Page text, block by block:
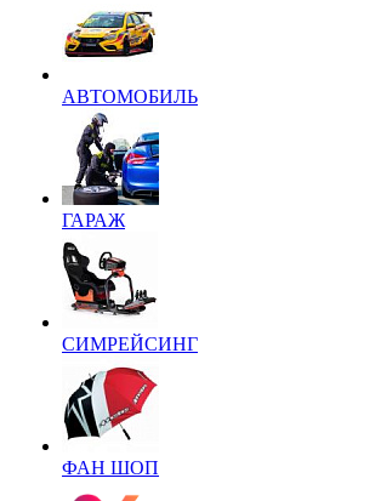
АВТОМОБИЛЬ
ГАРАЖ
СИМРЕЙСИНГ
ФАН ШОП